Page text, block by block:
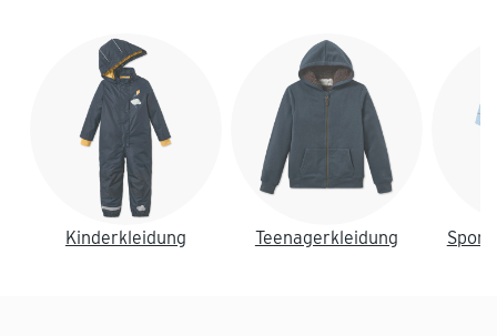
Kinderkleidung Teenagerkleidung